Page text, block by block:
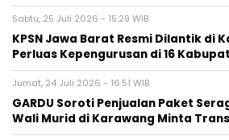
Sabtu, 25 Juli 2026 - 15:29 WIB
KPSN Jawa Barat Resmi Dilantik di
Perluas Kepengurusan di 16
Jumat, 24 Juli 2026 - 16:51 WIB
GARDU Soroti Penjualan Paket
Wali Murid di Karawang Minta